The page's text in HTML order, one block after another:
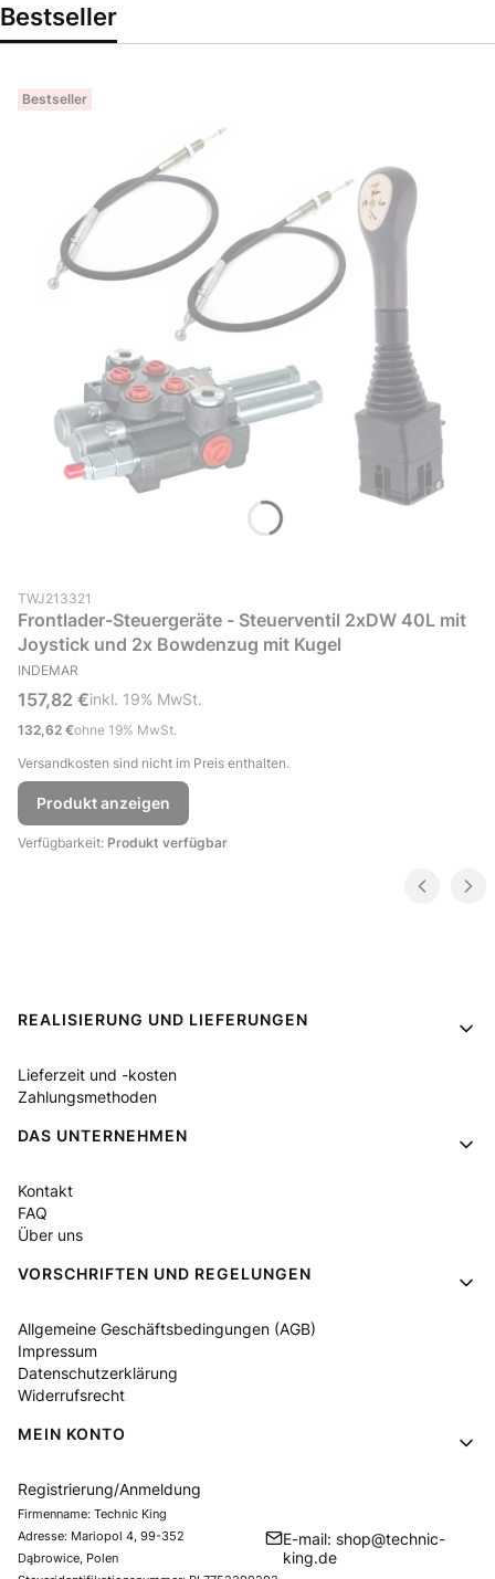
Bestseller
Bestseller
Produktcode (SKU)
TWJ213321
Frontlader-Steuergeräte - Steuerventil 2xDW 40L mit
Joystick und 2x Bowdenzug mit Kugel
HERSTELLER
INDEMAR
Bruttopreis
157,82 €inkl. %s MwSt.
inkl. 19% MwSt.
Nettopreis
132,62 €ohne 19% MwSt.
Versandkosten sind nicht im Preis enthalten.
Produkt anzeigen
Verfügbarkeit: Produkt verfügbar
Fußzeilenmenü
REALISIERUNG UND LIEFERUNGEN
Lieferzeit und -kosten
Zahlungsmethoden
DAS UNTERNEHMEN
Kontakt
FAQ
Über uns
VORSCHRIFTEN UND REGELUNGEN
Allgemeine Geschäftsbedingungen (AGB)
Impressum
Datenschutzerklärung
Widerrufsrecht
MEIN KONTO
Registrierung/Anmeldung
Firmenname: Technic King
Adresse: Mariopol 4, 99-352
Dąbrowice, Polen
E-mail: shop@technic-
king.de